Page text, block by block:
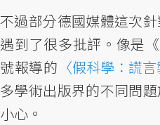
不過部分德國媒體這次
遇到了很多批評。像是
號報導的 〈假科學：謊言
多學術出版界的不同問
小心。